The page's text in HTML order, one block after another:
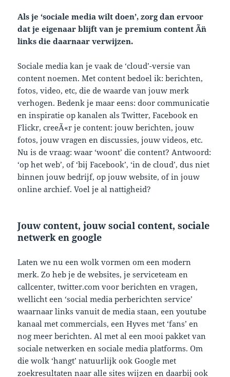
Als je ‘sociale media wilt doen’, zorg dan ervoor
dat je eigenaar blijft van je premium content Ã¨n
links die daarnaar verwijzen.
Sociale media kan je vaak de ‘cloud’-versie van
content noemen. Met content bedoel ik: berichten,
fotos, video, etc, die de waarde van jouw merk
verhogen. Bedenk je maar eens: door communicatie
en inspiratie op kanalen als Twitter, Facebook en
Flickr, creeÃ«r je content: jouw berichten, jouw
fotos, jouw vragen en discussies, jouw videos, etc.
Nu is de vraag: waar ‘woont’ die content? Antwoord:
‘op het web’, of ‘bij Facebook’, ‘in de cloud’, dus niet
binnen jouw bedrijf, op jouw website, of in jouw
online archief. Voel je al nattigheid?
Jouw content, jouw social content, sociale
netwerk en google
Laten we nu een wolk vormen om een modern
merk. Zo heb je de websites, je serviceteam en
callcenter, twitter.com voor berichten en vragen,
wellicht een ‘social media perberichten service’
waarnaar links vanuit de media staan, een youtube
kanaal met commercials, een Hyves met ‘fans’ en
nog meer berichten. Al met al een mooi pakket van
sociale netwerken en sociale media platforms. Om
die wolk ‘hangt’ natuurlijk ook Google met
zoekresultaten naar alle sites wijzen en daarbij ook